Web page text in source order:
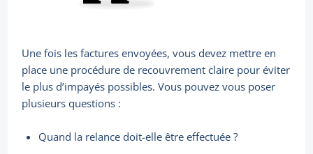
Une fois les factures envoyées, vous devez mettre en
place une procédure de recouvrement claire pour éviter
le plus d’impayés possibles. Vous pouvez vous poser
plusieurs questions :
Quand la relance doit-elle être effectuée ?